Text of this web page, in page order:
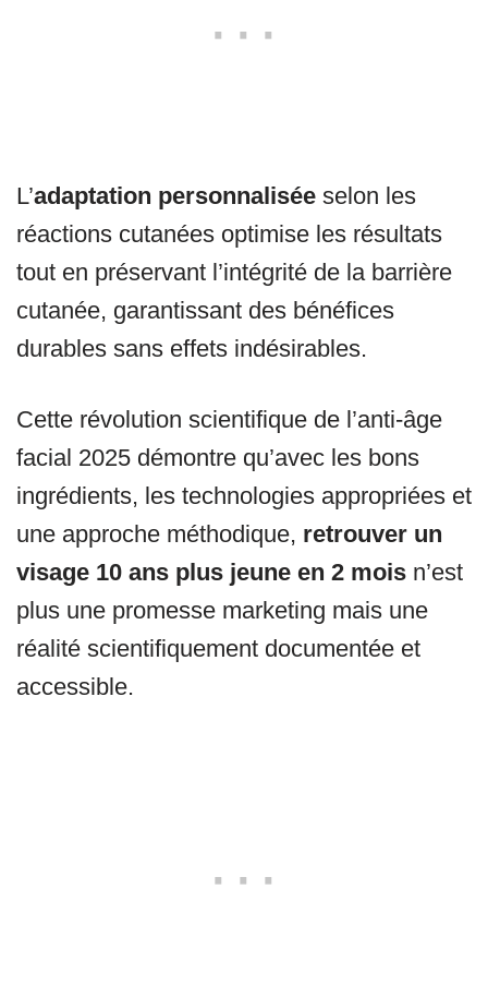
L’adaptation personnalisée selon les
réactions cutanées optimise les résultats
tout en préservant l’intégrité de la barrière
cutanée, garantissant des bénéfices
durables sans effets indésirables.
Cette révolution scientifique de l’anti-âge
facial 2025 démontre qu’avec les bons
ingrédients, les technologies appropriées et
une approche méthodique, retrouver un
visage 10 ans plus jeune en 2 mois n’est
plus une promesse marketing mais une
réalité scientifiquement documentée et
accessible.